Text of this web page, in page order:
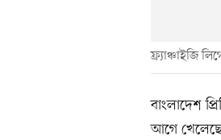
ফ্র্যাঞ্চাইজি
বাংলাদেশ
আগে